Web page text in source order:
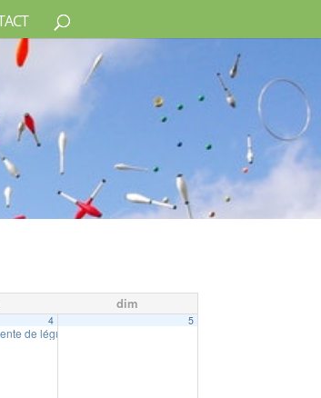
dim
4
de légumes
5